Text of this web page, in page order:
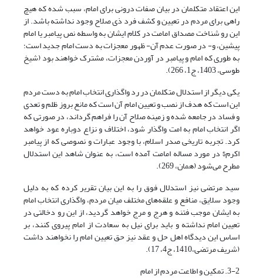
این اعتقاد متکلمان در بیان صفات درونی برای امام، سبب شده که هیچ
راهی برای مردم در تعیین و کشف فرد ذی صلاح وجود نداشته باشد. از
این رو شناخت مصداق امامت در کلام ایشان به‌ واسطه نص پیامبر یا امام
پیشین، و- در صورت عدم آن- ظهور معجزات به دست امام جدید است؛
به طوری که امام و پیامبر در آوردن معجزات، مشترک خواهند بود (شیخ
طوسی، 1403، ج1، 266).
یکی دیگر از استدلال متکلمان در رد واگذاری انتخاب امام به دست مردم
این است که هدف از نصب و تعیین امام آن است که مانع بروز ظلم و تعدی
و فساد در جامعه شده و زمینه صلاح آن را فراهم گرداند، در صورتی که
اگر انتخاب امام به امت واگذار شود، اختلاف و نزاع دوباره عود خواهد
کرد. تجربه تاریخی صدر اسلام، با وجود عبارات و نصوصی که از پیامبر
اکرم$ در مورد مساله امامت آمده است، به عنوان شاهد این استدلال
مطرح می‌شود (همان، 269).
سید مرتضی نیز استدلال فوق را به این بیان تقریر کرده که به دلیل
وجود سلایق، منافع و علقه‌های مختلف میان مردم، واگذاری انتخاب امام
به ایشان موجب فتنه و هرج و مرج خواهد گردید، از این رو دخالتی در
تعیین امام نداشته و باید برای نیل به سعادت از امام پیروی کنند، بر
اساس این دیدگاه اهل حل و عقد نیز حق تعیین امام را نخواهند داشت
(شریف مرتضی،1410، ج4، 17).
3-2. تمکین و اطاعت مردم از امام